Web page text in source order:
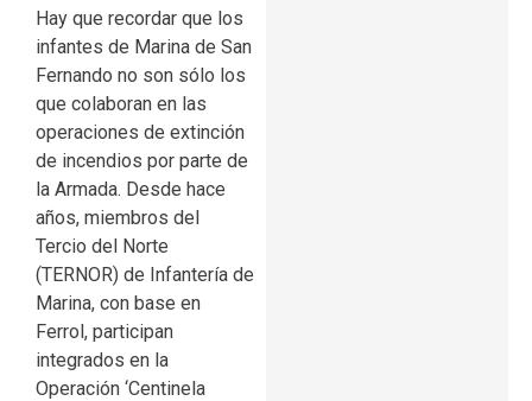
Hay que recordar que los
infantes de Marina de San
Fernando no son sólo los
que colaboran en las
operaciones de extinción
de incendios por parte de
la Armada. Desde hace
años, miembros del
Tercio del Norte
(TERNOR) de Infantería de
Marina, con base en
Ferrol, participan
integrados en la
Operación ‘Centinela